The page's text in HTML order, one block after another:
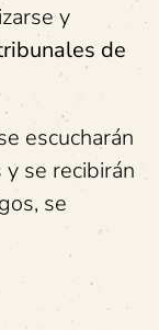
y
de
escucharán
se recibirán
se